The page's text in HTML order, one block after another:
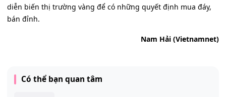
diễn biến thị trường vàng để có những quyết định mua đáy,
bán đỉnh.
Nam Hải (Vietnamnet)
Có thể bạn quan tâm